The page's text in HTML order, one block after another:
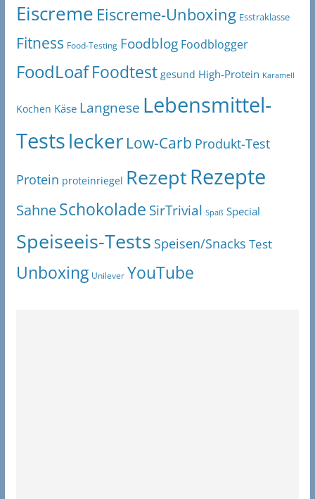
Eiscreme Eiscreme-Unboxing Esstraklasse
Fitness Food-Testing Foodblog Foodblogger
FoodLoaf Foodtest gesund High-Protein Karamell
Kochen Käse Langnese Lebensmittel-
Testslecker Low-Carb Produkt-Test
Protein proteinriegel RezeptRezepte
SahneSchokolade SirTrivial Spaß Special
Speiseeis-Tests Speisen/Snacks Test
Unboxing Unilever YouTube